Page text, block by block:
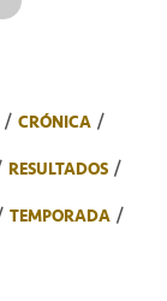
CRÓNICA
RESULTADOS
TEMPORADA